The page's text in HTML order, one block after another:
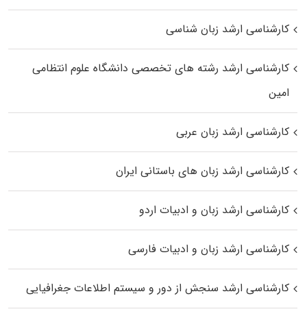
کارشناسی ارشد زبان شناسی
کارشناسی ارشد رﺷﺘﻪ ﻫﺎی تخصصی داﻧﺸﮕﺎه ﻋﻠﻮم انتظامی
اﻣﻴﻦ
کارشناسی ارشد زبان عربی
کارشناسی ارشد زبان‌ های باستانی ایران
کارشناسی ارشد زبان و ادبیات اردو
کارشناسی ارشد زبان و ادبیات فارسی
کارشناسی ارشد سنجش از دور و سیستم اطلاعات جغرافیایی